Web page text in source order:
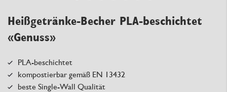
Heißgetränke-Becher PLA-beschichtet
«Genuss»
PLA-beschichtet
kompostierbar gemäß EN 13432
beste Single-Wall Qualität